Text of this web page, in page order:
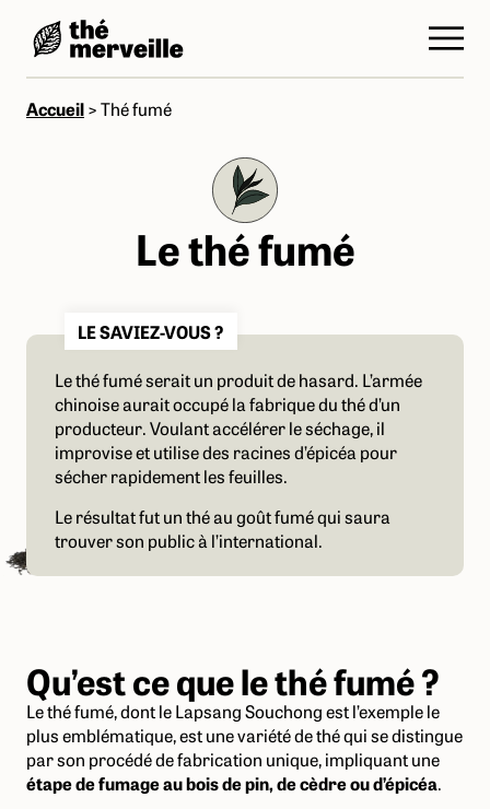
Accueil>Thé fumé
Le thé fumé
LE SAVIEZ-VOUS ?
Le thé fumé serait un produit de hasard. L’armée
chinoise aurait occupé la fabrique du thé d’un
producteur. Voulant accélérer le séchage, il
improvise et utilise des racines d’épicéa pour
sécher rapidement les feuilles.
Le résultat fut un thé au goût fumé qui saura
trouver son public à l’international.
Qu’est ce que le thé fumé ?
Le thé fumé, dont le Lapsang Souchong est l’exemple le
plus emblématique, est une variété de thé qui se distingue
par son procédé de fabrication unique, impliquant une
étape de fumage au bois de pin, de cèdre ou d’épicéa.